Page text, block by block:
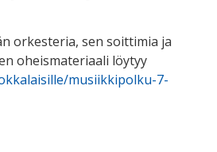
orkesteria, sen soittimia ja
oheismateriaali löytyy
musiikkipolku-7-